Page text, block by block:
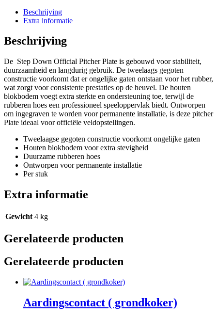
Beschrijving
Extra informatie
Beschrijving
De Step Down Official Pitcher Plate is gebouwd voor stabiliteit,
duurzaamheid en langdurig gebruik. De tweelaags gegoten
constructie voorkomt dat er ongelijke gaten ontstaan voor het rubber,
wat zorgt voor consistente prestaties op de heuvel. De houten
blokbodem voegt extra sterkte en ondersteuning toe, terwijl de
rubberen hoes een professioneel speeloppervlak biedt. Ontworpen
om ingegraven te worden voor permanente installatie, is deze pitcher
Plate ideaal voor officiële veldopstellingen.
Tweelaagse gegoten constructie voorkomt ongelijke gaten
Houten blokbodem voor extra stevigheid
Duurzame rubberen hoes
Ontworpen voor permanente installatie
Per stuk
Extra informatie
Gewicht 4 kg
Gerelateerde producten
Gerelateerde producten
Aardingscontact ( grondkoker)